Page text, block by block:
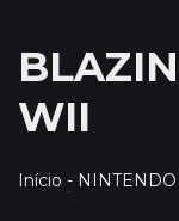
WII
Início - NINTENDO